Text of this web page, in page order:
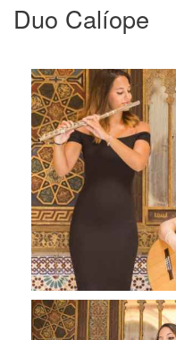
Duo Calíope